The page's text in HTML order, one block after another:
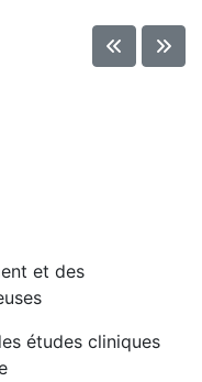
et des
études cliniques